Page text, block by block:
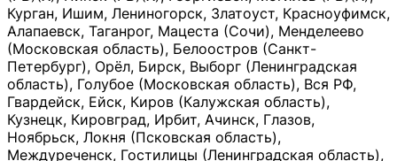
Курган, Ишим, Лениногорск, Златоуст, Красноуфимск,
Алапаевск, Таганрог, Мацеста (Сочи), Менделеево
(Московская область), Белоостров (Санкт-
Петербург), Орёл, Бирск, Выборг (Ленинградская
область), Голубое (Московская область), Вся РФ,
Гвардейск, Ейск, Киров (Калужская область),
Кузнецк, Кировград, Ирбит, Ачинск, Глазов,
Ноябрьск, Локня (Псковская область),
Междуреченск, Гостилицы (Ленинградская область),